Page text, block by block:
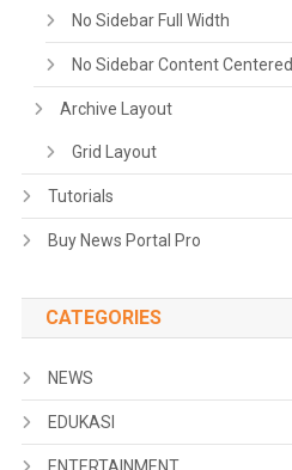
No Sidebar Full Width
No Sidebar Content Centered
Archive Layout
Grid Layout
Tutorials
Buy News Portal Pro
CATEGORIES
NEWS
EDUKASI
ENTERTAINMENT